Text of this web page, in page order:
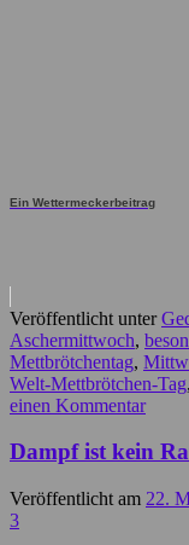
Ein Wettermeckerbeitrag
Veröffentlicht unter
Aschermittwoch,
Mettbrötchentag,
Welt-Mettbrötchen-Tag,
einen Kommentar
Dampf ist kein
Veröffentlicht am 22.
3